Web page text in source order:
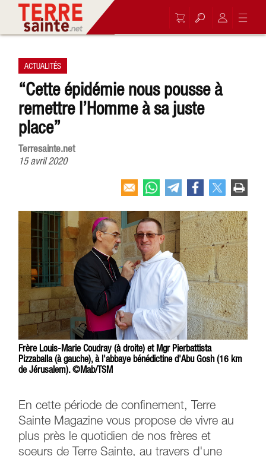
ACTUALITÉS
“Cette épidémie nous pousse à
remettre l’Homme à sa juste
place”
Terresainte.net
15 avril 2020
Frère Louis-Marie Coudray (à droite) et Mgr Pierbattista
Pizzaballa (à gauche), à l'abbaye bénédictine d'Abu Gosh (16 km
de Jérusalem). ©Mab/TSM
En cette période de confinement, Terre
Sainte Magazine vous propose de vivre au
plus près le quotidien de nos frères et
soeurs de Terre Sainte, au travers d'une